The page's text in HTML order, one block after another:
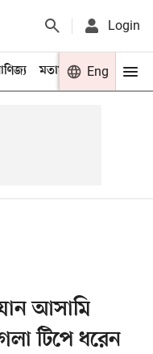
Login
মতামত খেলা
Eng
আসামি
টিপে ধরেন